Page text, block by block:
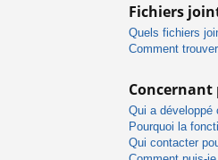
Fichiers
Quels fichiers
Comment
Concernant
Qui a développé
Pourquoi la
Qui contacter